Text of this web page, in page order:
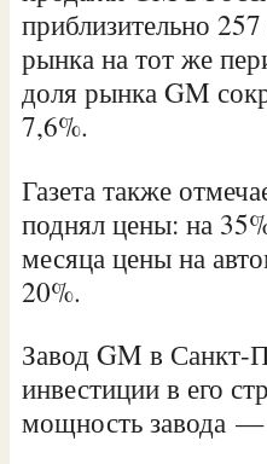
приблизительно
рынка на тот же
доля рынка GM
7,6%.
Газета также
поднял цены: на
месяца цены на
20%.
Завод GM в Санкт-
инвестиции в его
мощность завода —